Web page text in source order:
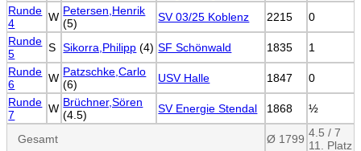
Runde
4
W Petersen,Henrik
(5)
SV 03/25 Koblenz 2215
0
Runde
5
S Sikorra,Philipp (4) SF Schönwald 1835
1
Runde
6
W Patzschke,Carlo
(6)
USV Halle 1847
0
Runde
7
W Brüchner,Sören
(4.5)
SV Energie Stendal 1868 ½
Gesamt Ø 1799 4.5 / 7
11. Platz